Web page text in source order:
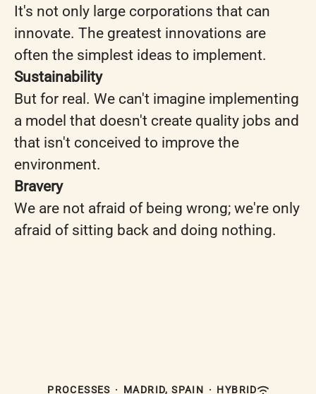
It's not only large corporations that can
innovate. The greatest innovations are
often the simplest ideas to implement.
Sustainability
But for real. We can't imagine implementing
a model that doesn't create quality jobs and
that isn't conceived to improve the
environment.
Bravery
We are not afraid of being wrong; we're only
afraid of sitting back and doing nothing.
PROCESSES · MADRID, SPAIN · HYBRID